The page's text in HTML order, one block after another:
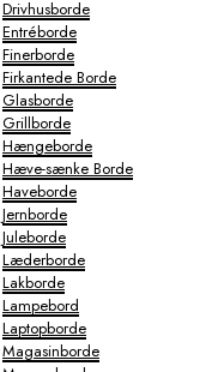
Drivhusborde
Entréborde
Finerborde
Firkantede Borde
Glasborde
Grillborde
Hængeborde
Hæve-sænke Borde
Haveborde
Jernborde
Juleborde
Læderborde
Lakborde
Lampebord
Laptopborde
Magasinborde